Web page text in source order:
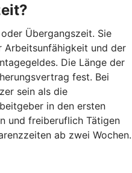
Übergangszeit. Sie
Arbeitsunfähigkeit und der
Die Länge der
fest. Bei
sein als die
in den ersten
und freiberuflich Tätigen
ab zwei Wochen.